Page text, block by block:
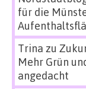
für die
Trina zu
Mehr Grün
angedacht